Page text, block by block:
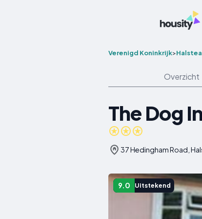
Verenigd Koninkrijk>
Overzicht
The Dog
37 Hedingham Road,
9.0 Uitstekend